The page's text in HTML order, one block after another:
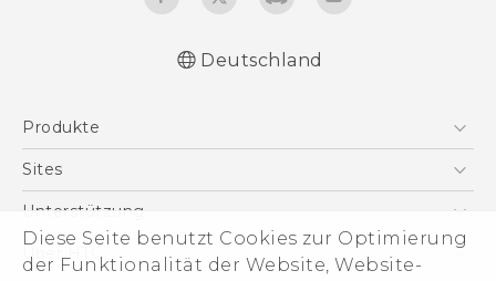
Diese Seite benutzt Cookies zur Optimierung
der Funktionalität der Website, Website-
behördliche Bestimmungen
English - Quick start guide
English - User manual
English - Safety and regulatory guide
Deutschland
Produkte
Smartphones
VIVE
Zubehör
Sites
HTC Dev
HTC Vive
Unterstützung
Unterstützung
Über HTC